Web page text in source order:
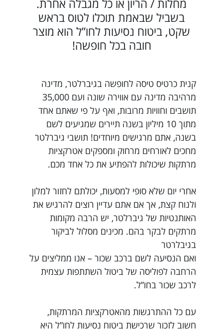
מחלות / הריון או כל מגבלה אחרת.
בשביל שבאמת תוכלו לטוס בראש
שקט, ביטוח נסיעות לחו”ל הוא מוצר
חובה בכל חופשה!
קנית כרטיס טיסה לחופשה בגיברלטר, מדינה
מרהיבה מדינה עם אווירה שונה ועם 35,000
תושבים וחוויות מרובות, ואף על פי שאתם אחד
מתוך 10 מיליון בשנה תיירים שמגיעים לשם
בשנה, אתם מרגישים מיוחדים! תושבי גיברלטר
מחכים לאורחים מרחוק ומספקים אטרקציות
מרתקות שיכולות להפתיע את כל אחד מכם.
אחרי יום שלא סופי למסעות, יכולתם לחזור למלון
ולנוח קצת, אך אם אתם עדיין רוצים להרגיש את
האותנטיות של גיברלטר, יש הרבה מקומות
מרתקים לבקר בהם. מכינים מסלול לביקור
בגיבלרטר
ואם הנסיעה לשם ברכב שכור – אנו ממליצים על
הרחבה לפוליסה של ביטול השתתפות עצמית
לרכב שכור בחו”ל.
עם כל ההתרגשות מהאטרקציות המרתקות,
חשוב לזכור שרכישת ביטוח נסיעות לחו”ל היא